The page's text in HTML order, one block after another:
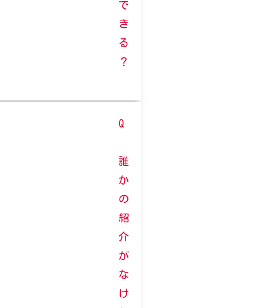
で
き
る
？
Q
誰
か
の
紹
介
が
な
け